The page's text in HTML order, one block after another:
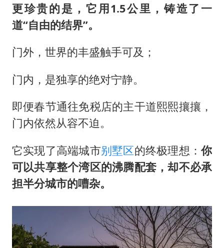
更珍贵的是，它用1.5公里，铸造了一
道“自由的结界”。
门外，世界的丰盛触手可及；
门内，是独享的绝对宁静。
即便春节通往免税店的主干道熙熙攘攘，
门内依然从容不迫。
它实现了高端城市别墅区的终极理想：你
可以共享整个湾区的沸腾配套，却不必承
担半分城市的嘈杂。